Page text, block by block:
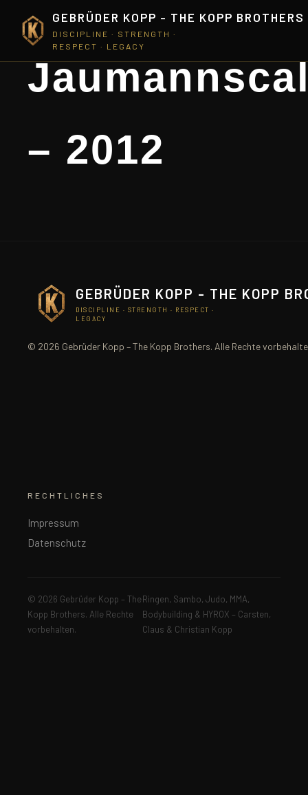
GEBRÜDER KOPP - THE KOPP BROTHERS
DISCIPLINE · STRENGTH ·
RESPECT · LEGACY
– 2012
GEBRÜDER KOPP - THE KOPP
DISCIPLINE · STRENGTH · RESPECT ·
LEGACY
© 2026 Gebrüder Kopp – The Kopp Brothers. Alle Rechte
RECHTLICHES
Impressum
Datenschutz
© 2026 Gebrüder Kopp – The
Kopp Brothers. Alle Rechte
vorbehalten.
Ringen, Sambo, Judo, MMA,
Bodybuilding & HYROX – Carsten,
Claus & Christian Kopp